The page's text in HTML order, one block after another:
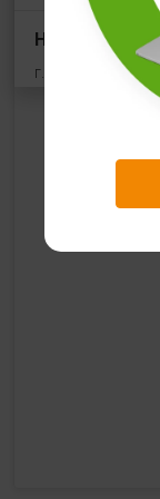
HealthStore в
г. Рязань,
этаж, рядом со
HealthStore
г. Ковров, ул.